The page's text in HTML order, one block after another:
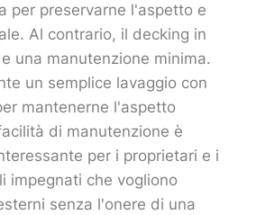
per preservarne l'aspetto e
Al contrario, il decking in
una manutenzione minima.
un semplice lavaggio con
mantenerne l'aspetto
di manutenzione è
per i proprietari e i
impegnati che vogliono
senza l'onere di una